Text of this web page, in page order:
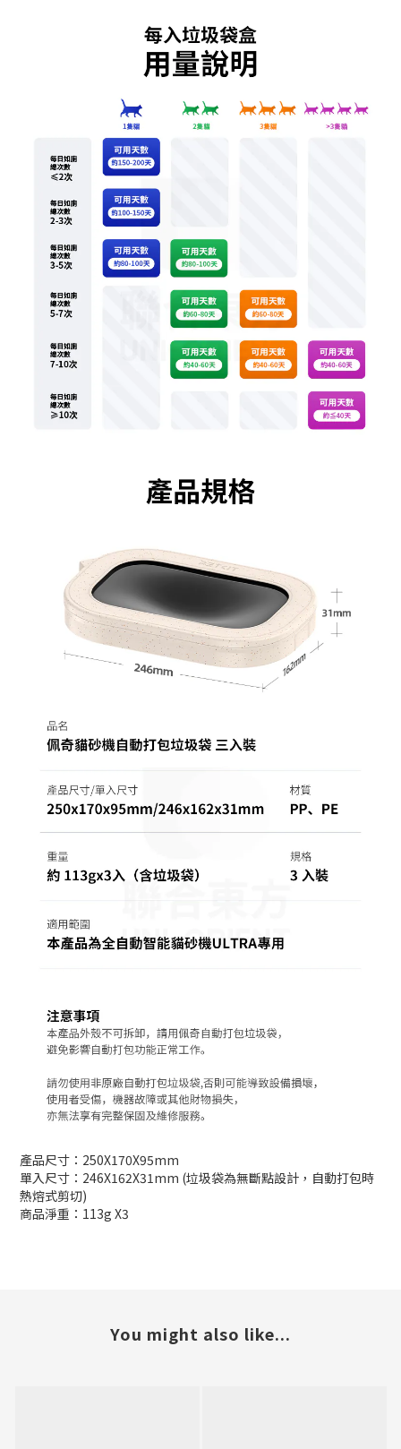
產品尺寸：250X170X95mm
單入尺寸：246X162X31mm (垃圾袋為無斷點設計，自動打包時
熱熔式剪切)
商品淨重：113g X3
You might also like...